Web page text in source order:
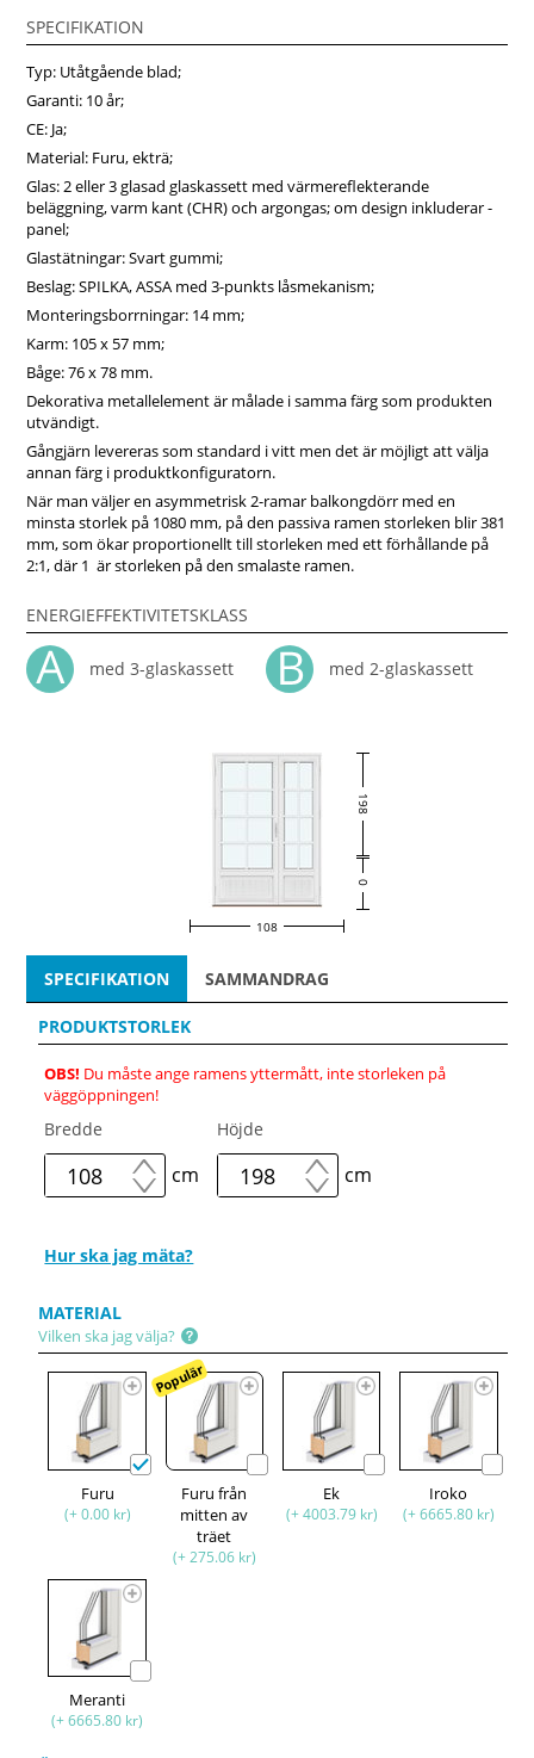
harmoniera med övrig arkitektur. När du väljer denna
modell hos Fönsterpro kan dörren anpassas efter mått och
stil och beställas som en färdig lösning anpassad för
svenska förhållanden.
SPECIFIKATION
Typ: Utåtgående blad;
Garanti: 10 år;
CE: Ja;
Material: Furu, ekträ;
Glas: 2 eller 3 glasad glaskassett med värmereflekterande
beläggning, varm kant (CHR) och argongas; om design inkluderar -
panel;
Glastätningar: Svart gummi;
Beslag: SPILKA, ASSA med 3-punkts låsmekanism;
Monteringsborrningar: 14 mm;
Karm: 105 x 57 mm;
Båge: 76 x 78 mm.
Dekorativa metallelement är målade i samma färg som produkten
utvändigt.
Gångjärn levereras som standard i vitt men det är möjligt att välja
annan färg i produktkonfiguratorn.
När man väljer en asymmetrisk 2-ramar balkongdörr med en
minsta storlek på 1080 mm, på den passiva ramen storleken blir 381
mm, som ökar proportionellt till storleken med ett förhållande på
2:1, där 1 är storleken på den smalaste ramen.
ENERGIEFFEKTIVITETSKLASS
med 3-glaskassett med 2-glaskassett
198
0
108
SPECIFIKATION SAMMANDRAG
PRODUKTSTORLEK
OBS! Du måste ange ramens yttermått, inte storleken på
väggöppningen!
Bredde
cm
Höjde
cm
Hur ska jag mäta?
MATERIAL
Vilken ska jag välja?
Furu
(+ 0.00 kr)
Populär
Furu från
mitten av
träet
(+ 275.06 kr)
Ek
(+ 4003.79 kr)
Iroko
(+ 6665.80 kr)
Meranti
(+ 6665.80 kr)